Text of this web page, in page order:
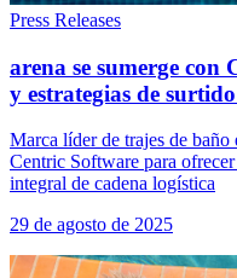
Press Releases
arena se sumerge
y estrategias de
Marca líder de trajes de baño
Centric Software para
integral de cadena logística
29 de agosto de 2025